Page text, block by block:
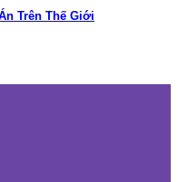
Trên Thế Giới